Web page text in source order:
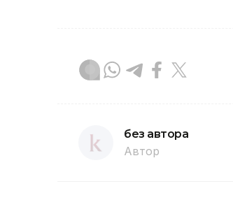
без автора
Автор